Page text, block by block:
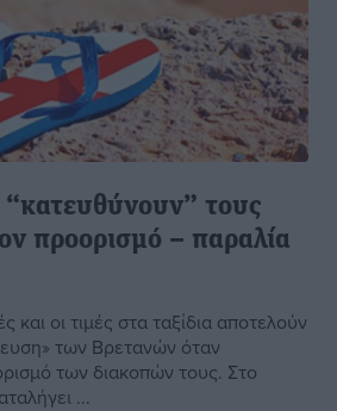
τους
προορισμό – παραλία
και οι τιμές στα ταξίδια αποτελούν
των Βρετανών όταν
των διακοπών τους. Στο
...